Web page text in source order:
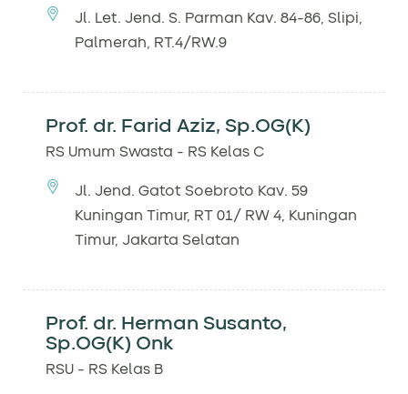
Jl. Let. Jend. S. Parman Kav. 84-86, Slipi,
Palmerah, RT.4/RW.9
Prof. dr. Farid Aziz, Sp.OG(K)
RS Umum Swasta - RS Kelas C
Jl. Jend. Gatot Soebroto Kav. 59
Kuningan Timur, RT 01/ RW 4, Kuningan
Timur, Jakarta Selatan
Prof. dr. Herman Susanto,
Sp.OG(K) Onk
RSU - RS Kelas B